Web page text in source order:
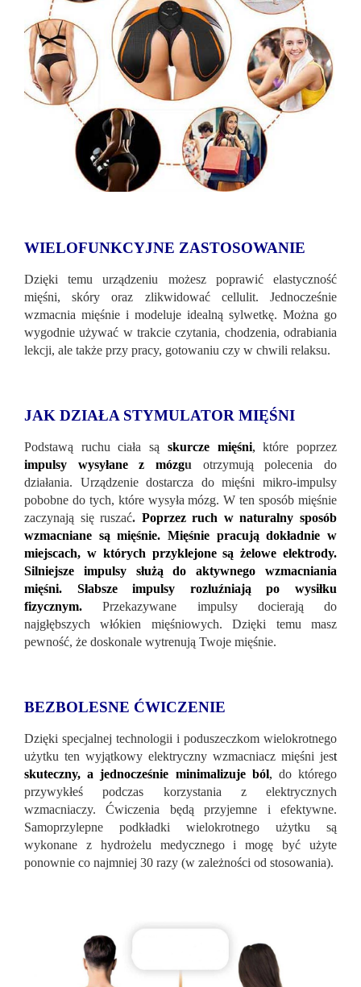
WIELOFUNKCYJNE ZASTOSOWANIE
Dzięki temu urządzeniu możesz poprawić elastyczność
mięśni, skóry oraz zlikwidować cellulit. Jednocześnie
wzmacnia mięśnie i modeluje idealną sylwetkę. Można go
wygodnie używać w trakcie czytania, chodzenia, odrabiania
lekcji, ale także przy pracy, gotowaniu czy w chwili relaksu.
JAK DZIAŁA STYMULATOR MIĘŚNI
Podstawą ruchu ciała są skurcze mięśni, które poprzez
impulsy wysyłane z mózgu otrzymują polecenia do
działania. Urządzenie dostarcza do mięśni mikro-impulsy
pobobne do tych, które wysyła mózg. W ten sposób mięśnie
zaczynają się ruszać. Poprzez ruch w naturalny sposób
wzmacniane są mięśnie. Mięśnie pracują dokładnie w
miejscach, w których przyklejone są żelowe elektrody.
Silniejsze impulsy służą do aktywnego wzmacniania
mięśni. Słabsze impulsy rozluźniają po wysiłku
fizycznym.Przekazywane impulsy docierają do
najgłębszych włókien mięśniowych. Dzięki temu masz
pewność, że doskonale wytrenują Twoje mięśnie.
BEZBOLESNE ĆWICZENIE
Dzięki specjalnej technologii i poduszeczkom wielokrotnego
użytku ten wyjątkowy elektryczny wzmacniacz mięśni jest
skuteczny, a jednocześnie minimalizuje ból, do którego
przywykłeś podczas korzystania z elektrycznych
wzmacniaczy. Ćwiczenia będą przyjemne i efektywne.
Samoprzylepne podkładki wielokrotnego użytku są
wykonane z hydrożelu medycznego i mogę być użyte
ponownie co najmniej 30 razy (w zależności od stosowania).